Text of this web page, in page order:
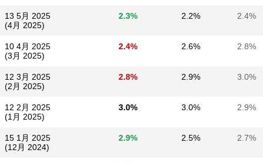
13 5月 2025
(4月 2025)
2.3% 2.2% 2.4%
10 4月 2025
(3月 2025)
2.4% 2.6% 2.8%
12 3月 2025
(2月 2025)
2.8% 2.9% 3.0%
12 2月 2025
(1月 2025)
3.0% 3.0% 2.9%
15 1月 2025
(12月 2024)
2.9% 2.5% 2.7%